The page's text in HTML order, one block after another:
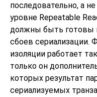
последовательно, а
уровне Repeatable
должны быть готовы
сбоев сериализации.
изоляции работает
только он
которых результат
сериализуемых